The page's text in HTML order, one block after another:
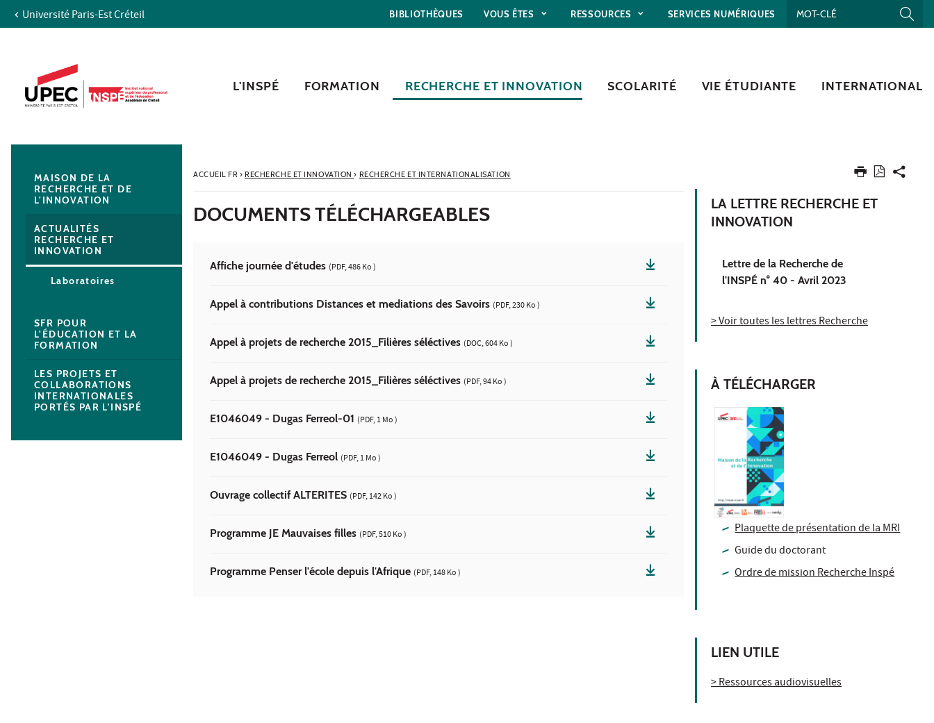
Aller au contenu
Recherche
Navigation secondaire
Université Paris-Est Créteil BIBLIOTHÈQUES VOUS ÊTES RESSOURCES SERVICES NUMÉRIQUES
L'INSPÉ FORMATION RECHERCHE ET INNOVATION SCOLARITÉ VIE ÉTUDIANTE INTERNATIONAL
ACCUEIL FR› RECHERCHE ET INNOVATION› RECHERCHE ET INTERNATIONALISATION
DOCUMENTS TÉLÉCHARGEABLES
Affiche journée d'études (PDF, 486 Ko )
Appel à contributions Distances et mediations des Savoirs (PDF, 230 Ko )
Appel à projets de recherche 2015_Filières séléctives (DOC, 604 Ko )
Appel à projets de recherche 2015_Filières séléctives (PDF, 94 Ko )
E1046049 - Dugas Ferreol-01 (PDF, 1 Mo )
E1046049 - Dugas Ferreol (PDF, 1 Mo )
Ouvrage collectif ALTERITES (PDF, 142 Ko )
Programme JE Mauvaises filles (PDF, 510 Ko )
Programme Penser l'école depuis l'Afrique (PDF, 148 Ko )
LA LETTRE RECHERCHE ET
INNOVATION
Lettre de la Recherche de
l'INSPÉ n° 40 - Avril 2023
> Voir toutes les lettres Recherche
À TÉLÉCHARGER
Plaquette de présentation de la MRI
Guide du doctorant
Ordre de mission Recherche Inspé
LIEN UTILE
> Ressources audiovisuelles
MAISON DE LA
RECHERCHE ET DE
L'INNOVATION
ACTUALITÉS
RECHERCHE ET
INNOVATION
Laboratoires
SFR POUR
L'ÉDUCATION ET LA
FORMATION
LES PROJETS ET
COLLABORATIONS
INTERNATIONALES
PORTÉS PAR L'INSPÉ